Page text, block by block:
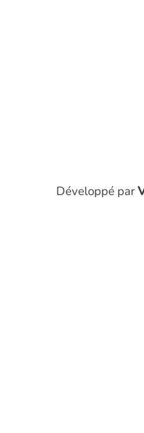
Développé par